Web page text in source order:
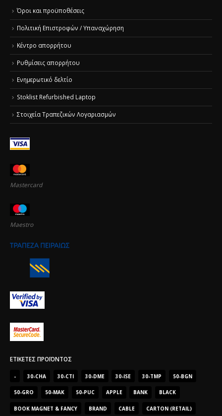
Όροι και προϋποθέσεις
Πολιτική Επιστροφών / Υπαναχώρηση
Κέντρο απορρήτου
Ρυθμίσεις απορρήτου
Ενημερωτικό δελτίο
Stoklist Refurbished Laptop
Στοιχεία Τραπεζικών Λογαριασμών
Mastercard
Maestro
ΕΤΙΚΈΤΕΣ ΠΡΟΪΌΝΤΟΣ
- 30-CHA 30-CTI 30-DME 30-ISE 30-TMP 50-BGN
50-GRO 50-MAK 50-PUC APPLE BANK BLACK
BOOK MAGNET & FANCY BRAND CABLE CARTON (RETAIL)